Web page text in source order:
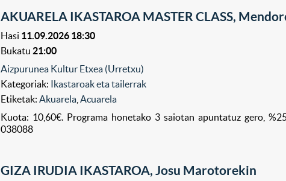
AKUARELA IKASTAROA MASTER CLASS,
Hasi 11.09.2026 18:30
Bukatu 21:00
Aizpurunea Kultur Etxea (Urretxu)
Kategoriak: Ikastaroak eta tailerrak
Etiketak:Akuarela ,Acuarela
Kuota: 10,60€. Programa honetako 3 saiotan apuntatuz gero,
038088
GIZA IRUDIA IKASTAROA, Josu Marotorekin